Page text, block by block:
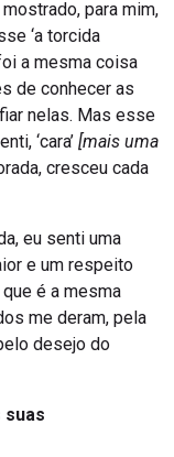
para mim,
‘a torcida
a mesma coisa
de conhecer as
nelas. Mas esse
‘cara’ [mais uma
cresceu cada
eu senti uma
e um respeito
é a mesma
me deram, pela
desejo do
suas